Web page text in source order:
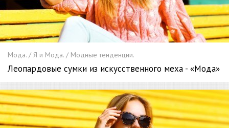
Мода. / Я и Мода. / Модные тенденции.
Леопардовые сумки из искусственного меха - «Мода»